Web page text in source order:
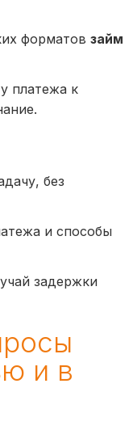
форматов займ
платежа к
без
и способы
задержки
и в